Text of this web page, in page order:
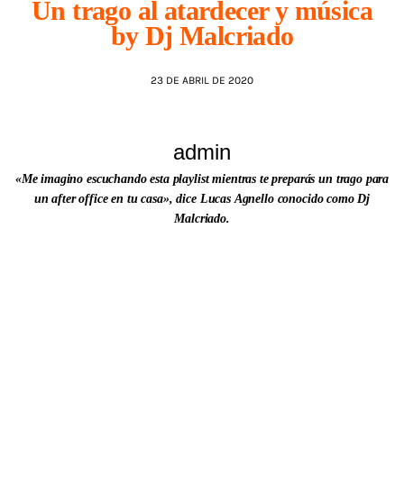
AGENDA
Un trago al atardecer y música
by Dj Malcriado
23 DE ABRIL DE 2020
admin
«Me imagino escuchando esta playlist mientras te preparás un trago para
un after office en tu casa», dice Lucas Agnello conocido como Dj
Malcriado.